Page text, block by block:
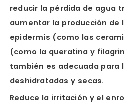
reducir la pérdida de agua
aumentar la producción de
epidermis (como las
(como la queratina y
también es adecuada para
deshidratadas y secas.
Reduce la irritación y el